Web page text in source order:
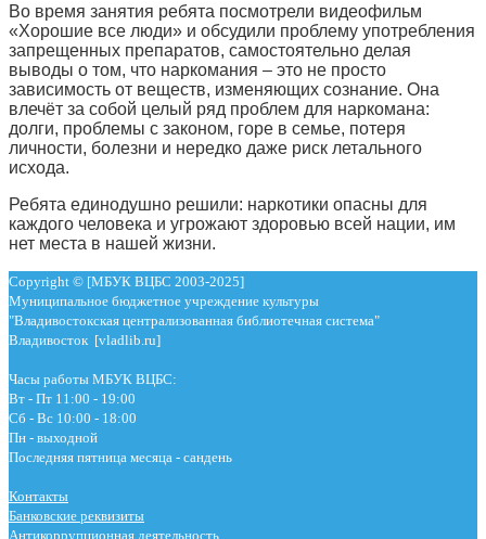
Во время занятия ребята посмотрели видеофильм
«Хорошие все люди» и обсудили проблему употребления
запрещенных препаратов, самостоятельно делая
выводы о том, что наркомания – это не просто
зависимость от веществ, изменяющих сознание. Она
влечёт за собой целый ряд проблем для наркомана:
долги, проблемы с законом, горе в семье, потеря
личности, болезни и нередко даже риск летального
исхода.
Ребята единодушно решили: наркотики опасны для
каждого человека и угрожают здоровью всей нации, им
нет места в нашей жизни.
Copyright © [МБУК ВЦБС 2003-2025]
Муниципальное бюджетное учреждение культуры
"Владивостокская централизованная библиотечная система"
Владивосток [vladlib.ru]
Часы работы МБУК ВЦБС:
Вт - Пт 11:00 - 19:00
Сб - Вс 10:00 - 18:00
Пн - выходной
Последняя пятница месяца - сандень
Контакты
Банковские реквизиты
Антикоррупционная деятельность